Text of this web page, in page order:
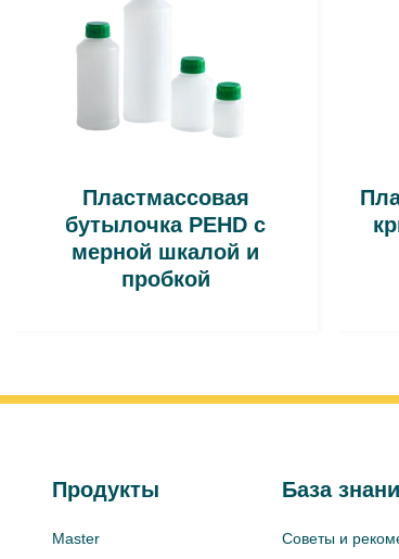
Пластмассовая
бутылочка PEHD с
мерной шкалой и
пробкой
Продукты
Master
База
Советы и